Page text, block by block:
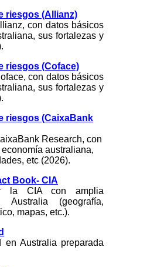
riesgos (Allianz)
con datos básicos
sus fortalezas y
riesgos (Coface)
con datos básicos
sus fortalezas y
riesgos (CaixaBank
Research, con
australiana,
etc (2026).
Book- CIA
la CIA con amplia
(geografía,
mapas, etc.).
en Australia preparada